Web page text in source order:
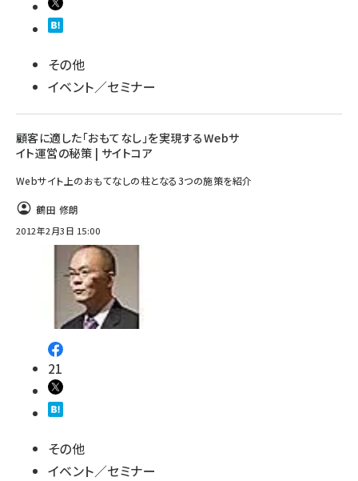
その他
イベント／セミナー
顧客に適した「おもてなし」を実現するWebサ
イト運営の秘策 | サイトコア
Webサイト上のおもてなしの柱となる3つの施策を紹介
鶴田 修朗
2012年2月3日 15:00
21
その他
イベント／セミナー